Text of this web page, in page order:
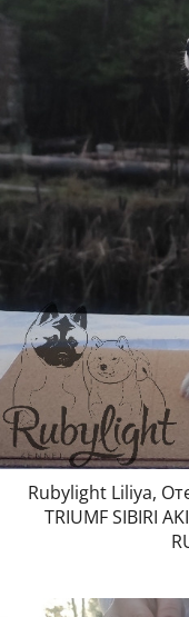
Rubylight Liliya,
TRIUMF SIBIRI